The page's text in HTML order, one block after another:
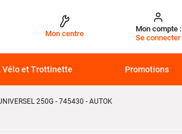
Mon centre
Mon compte :
Se connecter
Vélo et Trottinette Promotions
250G - 745430 - AUTOK